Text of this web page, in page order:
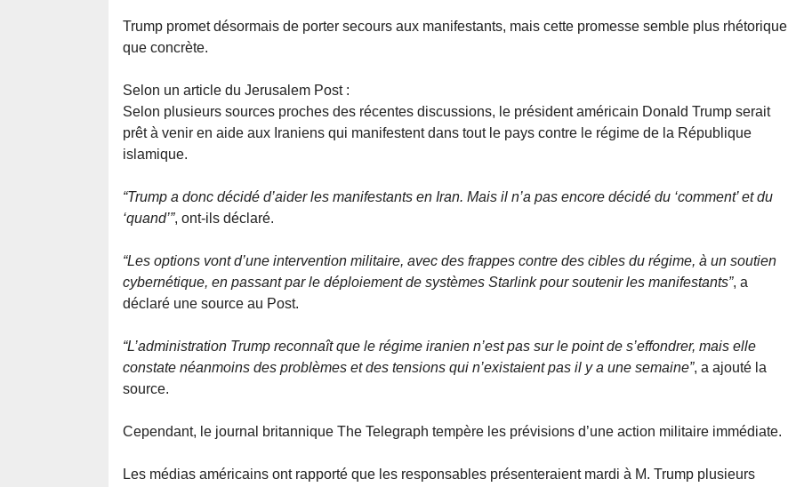
Trump promet désormais de porter secours aux manifestants, mais cette promesse semble plus rhétorique
que concrète.
Selon un article du Jerusalem Post :
Selon plusieurs sources proches des récentes discussions, le président américain Donald Trump serait
prêt à venir en aide aux Iraniens qui manifestent dans tout le pays contre le régime de la République
islamique.
“Trump a donc décidé d’aider les manifestants en Iran. Mais il n’a pas encore décidé du ‘comment’ et du
‘quand’”, ont-ils déclaré.
“Les options vont d’une intervention militaire, avec des frappes contre des cibles du régime, à un soutien
cybernétique, en passant par le déploiement de systèmes Starlink pour soutenir les manifestants”, a
déclaré une source au Post.
“L’administration Trump reconnaît que le régime iranien n’est pas sur le point de s’effondrer, mais elle
constate néanmoins des problèmes et des tensions qui n’existaient pas il y a une semaine”, a ajouté la
source.
Cependant, le journal britannique The Telegraph tempère les prévisions d’une action militaire immédiate.
Les médias américains ont rapporté que les responsables présenteraient mardi à M. Trump plusieurs